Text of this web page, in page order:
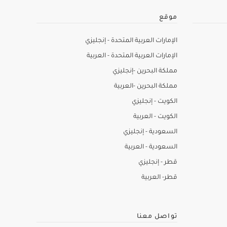
موقع
الإمارات العربية المتحدة - إنجليزي
الإمارات العربية المتحدة - العربية
مملكة البحرين -إنجليزي
مملكة البحرين -العربية
الكويت - إنجليزي
الكويت - العربية
السعودية - إنجليزي
السعودية - العربية
قطر - إنجليزي
قطر- العربية
تواصل معنا